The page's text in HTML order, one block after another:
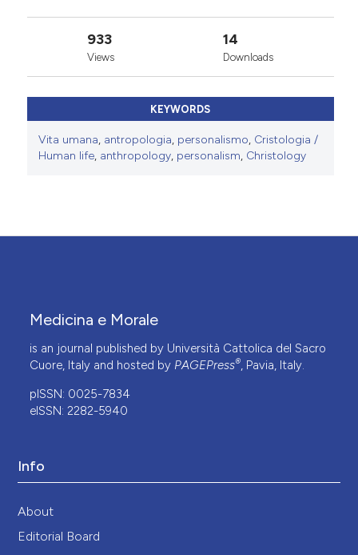
933
Views
14
Downloads
KEYWORDS
Vita umana, antropologia, personalismo, Cristologia /
Human life, anthropology, personalism, Christology
Medicina e Morale
is an journal published by Università Cattolica del Sacro
Cuore, Italy and hosted by PAGEPress®, Pavia, Italy.
pISSN: 0025-7834
eISSN: 2282-5940
Info
About
Editorial Board